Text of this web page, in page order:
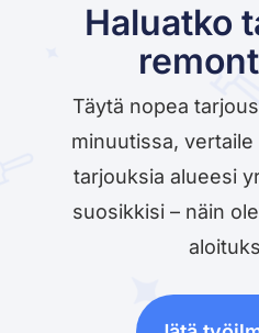
Haluatko
Täytä nopea
minuutissa,
tarjouksia alueesi
suosikkisi – näin